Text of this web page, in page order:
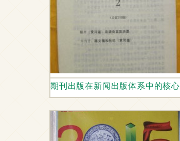
期刊出版在新闻出版体系中的核